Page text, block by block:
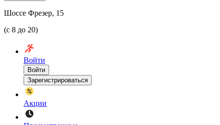
Шоссе Фрезер, 15
(с 8 до 20)
Войти
Войти
Зарегистрироваться
Акции